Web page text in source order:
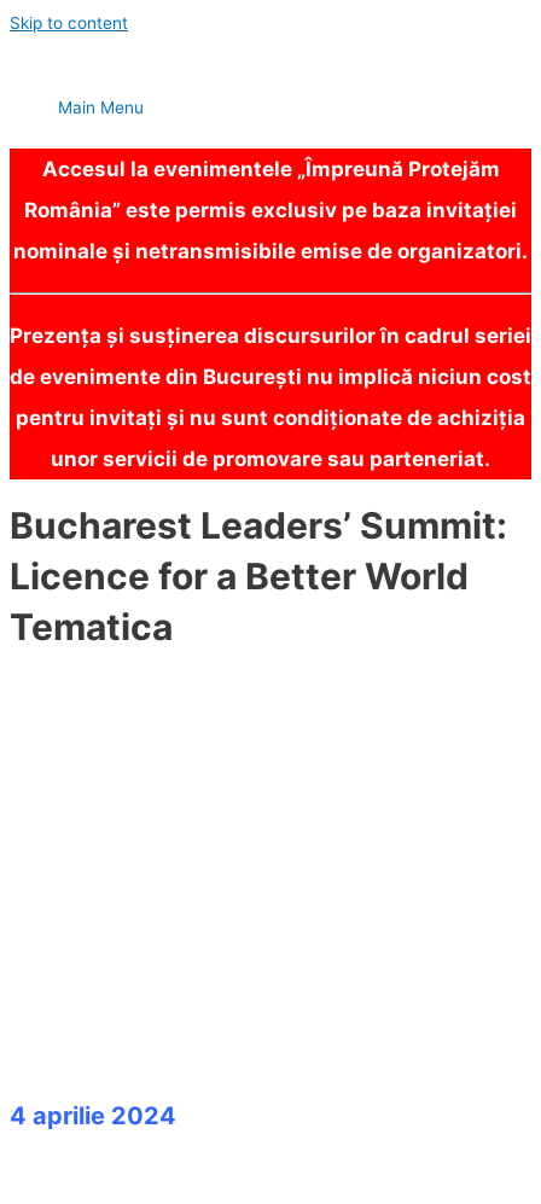
Skip to content
Main Menu
Accesul la evenimentele „Împreună Protejăm
România” este permis exclusiv pe baza invitației
nominale și netransmisibile emise de organizatori.
Prezența și susținerea discursurilor în cadrul seriei
de evenimente din București nu implică niciun cost
pentru invitați și nu sunt condiționate de achiziția
unor servicii de promovare sau parteneriat.
Bucharest Leaders’ Summit:
Licence for a Better World
Tematica
4 aprilie 2024